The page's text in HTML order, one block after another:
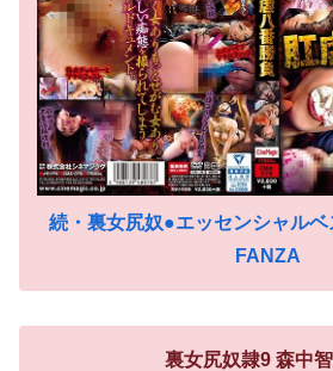
続・裏女尻奴●エッセンシャル
FANZA
裏女尻奴隷9 森中